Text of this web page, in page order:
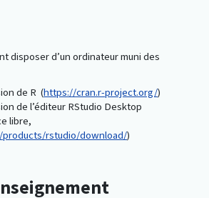
disposer d’un ordinateur muni des
de R (https://cran.r-project.org/)
de l’éditeur RStudio Desktop
libre,
rstudio/download/)